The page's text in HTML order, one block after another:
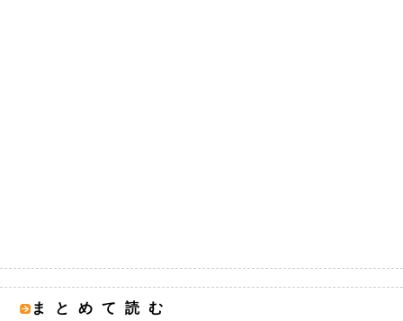
まとめて読む